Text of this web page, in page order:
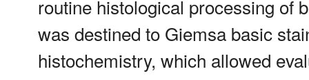
routine histological processing of
was destined to Giemsa basic
histochemistry, which allowed